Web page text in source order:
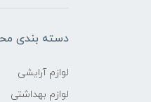
دسته بندی
لوازم آرایشی
لوازم بهداشتی